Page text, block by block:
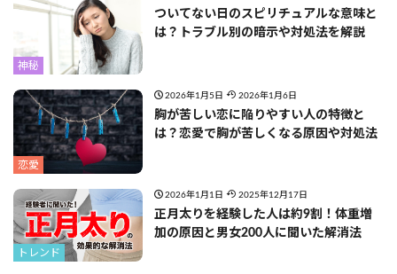
神秘
ついてない日のスピリチュアルな意味と
は？トラブル別の暗示や対処法を解説
恋愛
2026年1月5日 2026年1月6日
胸が苦しい恋に陥りやすい人の特徴と
は？恋愛で胸が苦しくなる原因や対処法
トレンド
2026年1月1日 2025年12月17日
正月太りを経験した人は約9割！体重増
加の原因と男女200人に聞いた解消法